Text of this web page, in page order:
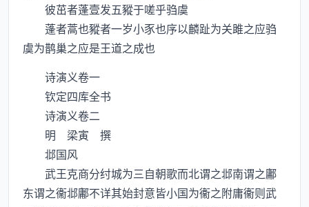
彼茁者蓬壹发五豵于嗟乎驺虞
蓬者蒿也豵者一岁小豕也序以麟趾为关雎之应驺
虞为鹊巢之应是王道之成也
诗演义卷一
钦定四库全书
诗演义卷二
明 梁寅 撰
邶国风
武王克商分纣城为三自朝歌而北谓之邶南谓之鄘
东谓之衞邶鄘不详其始封意皆小国为衞之附庸衞则武